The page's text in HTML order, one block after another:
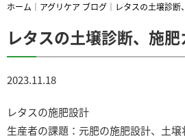
ホーム ｜ アグリケア ブログ ｜ レタスの土壌診断
レタスの土壌診断、施
2023.11.18
レタスの施肥設計
生産者の課題：元肥の施肥設計、土